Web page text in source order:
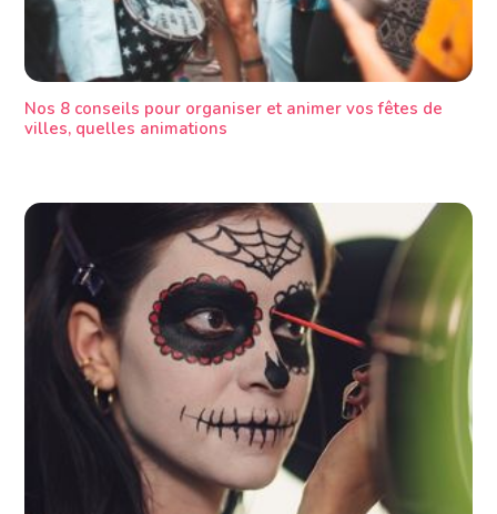
Nos 8 conseils pour organiser et animer vos fêtes de
villes, quelles animations